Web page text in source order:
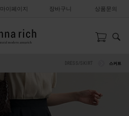
마이페이지 장바구니 상품문의
스커트